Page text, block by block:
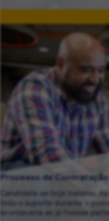
Processo de Contratação
Candidate-se hoje mesmo.
todo o suporte durante o
aconteceria se já fizesse